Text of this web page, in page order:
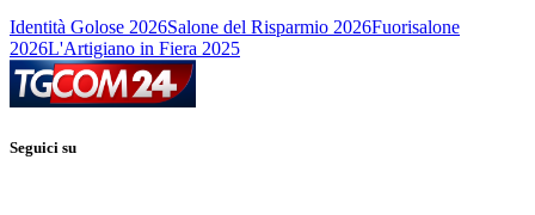
Identità Golose 2026Salone del Risparmio 2026Fuorisalone
2026L'Artigiano in Fiera 2025
Seguici su